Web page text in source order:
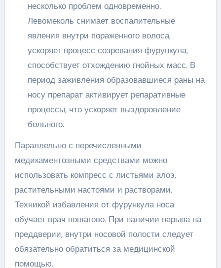
несколько проблем одновременно.
Левомеколь снимает воспалительные
явления внутри пораженного волоса,
ускоряет процесс созревания фурункула,
способствует отхождению гнойных масс. В
период заживления образовавшиеся раны на
носу препарат активирует репаративные
процессы, что ускоряет выздоровление
больного.
Параллельно с перечисленными
медикаментозными средствами можно
использовать компресс с листьями алоэ,
растительными настоями и растворами.
Техникой избавления от фурункула носа
обучает врач пошагово. При наличии нарыва на
преддверии, внутри носовой полости следует
обязательно обратиться за медицинской
помощью.